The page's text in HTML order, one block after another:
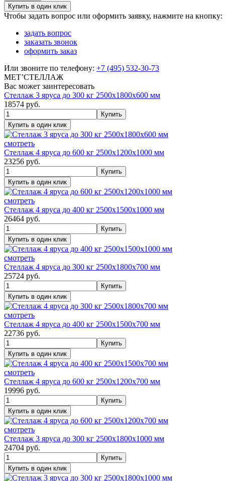
Чтобы задать вопрос или оформить заявку, нажмите на кнопку:
задать вопрос
заказать звонок
оформить заказ
Или звоните по телефону: +7 (495) 532-30-73
МЕТ’СТЕЛЛАЖ
Вас может заинтересовать
Стеллаж 3 яруса до 300 кг 2500х1800х600 мм
18574 руб.
смотреть
Стеллаж 4 яруса до 600 кг 2500х1200х1000 мм
23256 руб.
смотреть
Стеллаж 4 яруса до 400 кг 2500х1500х1000 мм
26464 руб.
смотреть
Стеллаж 4 яруса до 300 кг 2500х1800х700 мм
25724 руб.
смотреть
Стеллаж 4 яруса до 400 кг 2500х1500х700 мм
22736 руб.
смотреть
Стеллаж 4 яруса до 600 кг 2500х1200х700 мм
19996 руб.
смотреть
Стеллаж 3 яруса до 300 кг 2500х1800х1000 мм
24704 руб.